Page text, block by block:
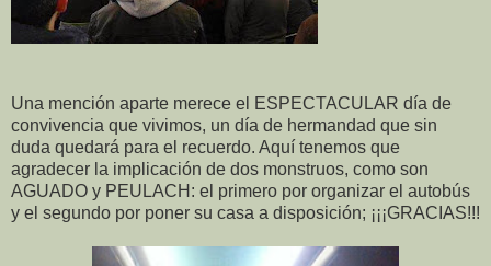
Una mención aparte merece el ESPECTACULAR día de
convivencia que vivimos, un día de hermandad que sin
duda quedará para el recuerdo. Aquí tenemos que
agradecer la implicación de dos monstruos, como son
AGUADO y PEULACH: el primero por organizar el autobús
y el segundo por poner su casa a disposición; ¡¡¡GRACIAS!!!